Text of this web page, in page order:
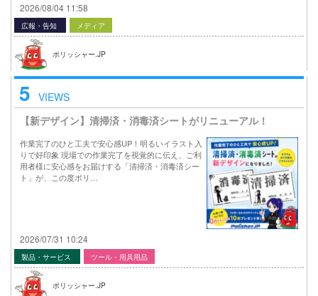
2026/08/04 11:58
広報・告知 メディア
ポリッシャー.JP
5 VIEWS
【新デザイン】清掃済・消毒済シートがリニューアル！
作業完了のひと工夫で安心感UP！明るいイラスト入
りで好印象 現場での作業完了を視覚的に伝え、ご利
用者様に安心感をお届けする「清掃済・消毒済シー
ト」が、この度ポリ…
2026/07/31 10:24
製品・サービス ツール・用具用品
ポリッシャー.JP